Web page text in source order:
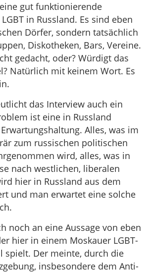
gut funktionierende
in Russland. Es sind eben
Dörfer, sondern tatsächlich
Diskotheken, Bars, Vereine.
gedacht, oder? Würdigt das
Natürlich mit keinem Wort. Es
das Interview auch ein
ist eine in Russland
Alles, was im
zum russischen politischen
wird, alles, was in
nach westlichen, liberalen
hier in Russland aus dem
und man erwartet eine solche
noch an eine Aussage von eben
hier in einem Moskauer LGBT-
spielt. Der meinte, durch die
insbesondere dem Anti-